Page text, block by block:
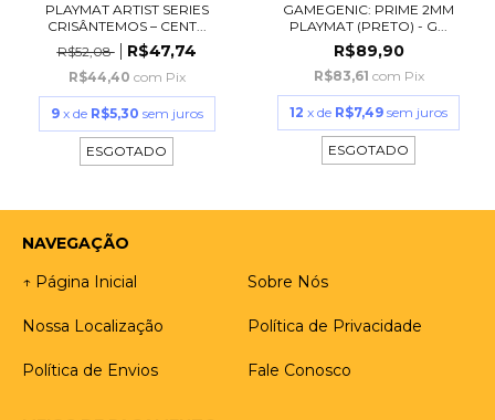
PLAYMAT ARTIST SERIES
CRISÂNTEMOS – CENT...
R$52,08
R$47,74
R$44,40 com Pix
9 x de R$5,30 sem juros
ESGOTADO
GAMEGENIC: PRIME 2MM
PLAYMAT (PRETO) - G...
R$89,90
R$83,61 com Pix
12 x de R$7,49 sem juros
ESGOTADO
NAVEGAÇÃO
↑ Página Inicial
Sobre Nós
Nossa Localização Política de Privacidade
Política de Envios Fale Conosco